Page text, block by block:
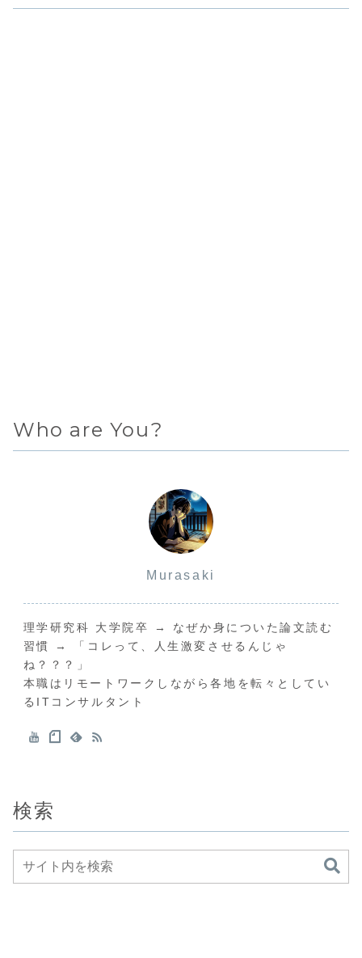
Who are You?
Murasaki
理学研究科 大学院卒 → なぜか身についた論文読む
習慣 → 「コレって、人生激変させるんじゃ
ね？？？」
本職はリモートワークしながら各地を転々としてい
るITコンサルタント
検索